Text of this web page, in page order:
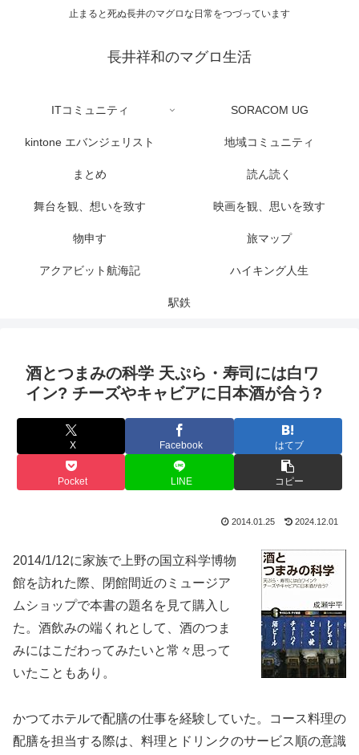
止まると死ぬ長井のマグロな日常をつづっています
長井祥和のマグロ生活
ITコミュニティ SORACOM UG
kintone エバンジェリスト 地域コミュニティ
まとめ 読ん読く
舞台を観、想いを致す 映画を観、思いを致す
物申す 旅マップ
アクアビット航海記 ハイキング人生
駅鉄
酒とつまみの科学 天ぷら・寿司には白ワ
イン? チーズやキャビアに日本酒が合う?
X Facebook はてブ
Pocket LINE コピー
2014.01.25 2024.12.01
2014/1/12に家族で上野の国立科学博物
館を訪れた際、閉館間近のミュージア
ムショップで本書の題名を見て購入し
た。酒飲みの端くれとして、酒のつま
みにはこだわってみたいと常々思って
いたこともあり。
かつてホテルで配膳の仕事を経験していた。コース料理の
配膳を担当する際は、料理とドリンクのサービス順の意識